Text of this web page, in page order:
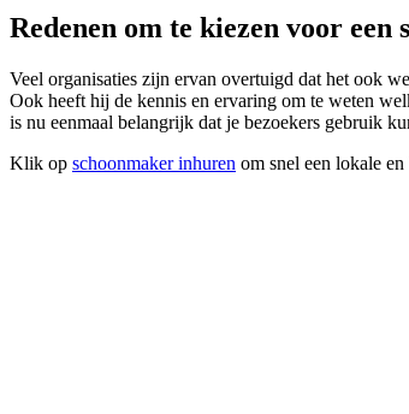
Redenen om te kiezen voor een
Veel organisaties zijn ervan overtuigd dat het ook
Ook heeft hij de kennis en ervaring om te weten
is nu eenmaal belangrijk dat je bezoekers gebruik
Klik op schoonmaker inhuren om snel een lokale